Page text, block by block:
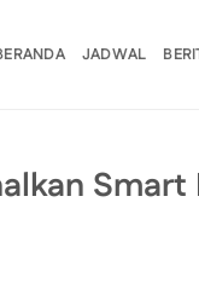
JADWAL